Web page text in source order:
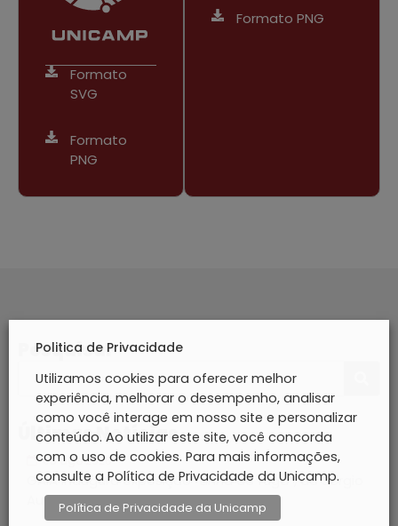
Formato
SVG
Formato
PNG
Formato PNG
Pesquisar
Últimas Notícias
05 ago 2026
GAIA inaugura exposição “Linha de fuga”, de Sérgio
Augusto Porto
Politica de Privacidade
Utilizamos cookies para oferecer melhor
experiência, melhorar o desempenho, analisar
como você interage em nosso site e personalizar
conteúdo. Ao utilizar este site, você concorda
com o uso de cookies. Para mais informações,
consulte a Política de Privacidade da Unicamp.
Política de Privacidade da Unicamp